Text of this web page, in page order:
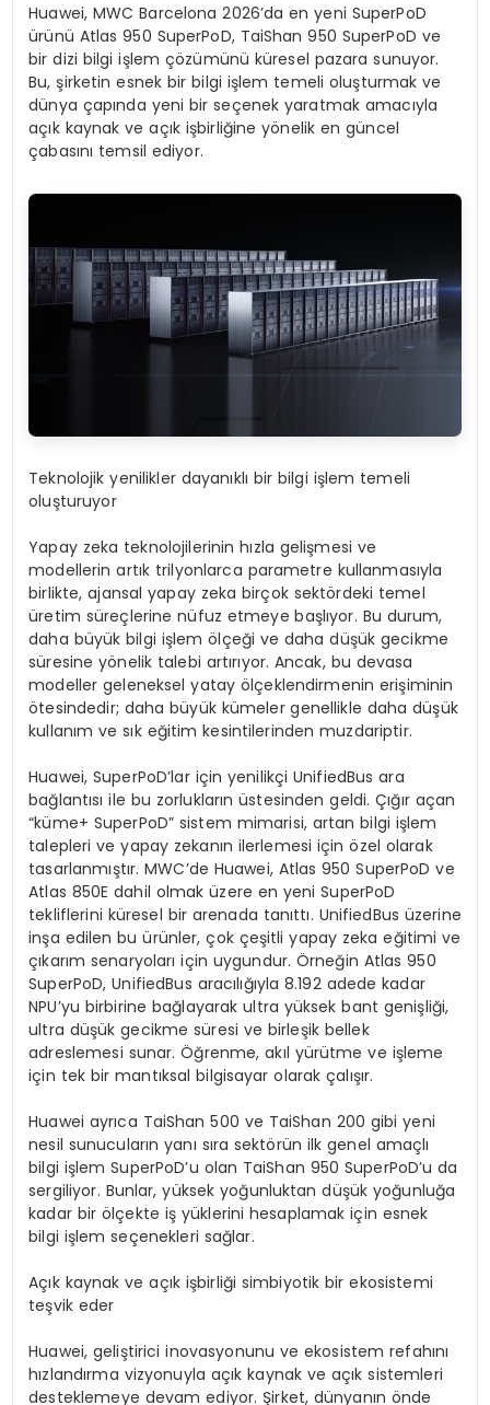
Huawei, MWC Barcelona 2026’da en yeni SuperPoD
ürünü Atlas 950 SuperPoD, TaiShan 950 SuperPoD ve
bir dizi bilgi işlem çözümünü küresel pazara sunuyor.
Bu, şirketin esnek bir bilgi işlem temeli oluşturmak ve
dünya çapında yeni bir seçenek yaratmak amacıyla
açık kaynak ve açık işbirliğine yönelik en güncel
çabasını temsil ediyor.
Teknolojik yenilikler dayanıklı bir bilgi işlem temeli
oluşturuyor
Yapay zeka teknolojilerinin hızla gelişmesi ve
modellerin artık trilyonlarca parametre kullanmasıyla
birlikte, ajansal yapay zeka birçok sektördeki temel
üretim süreçlerine nüfuz etmeye başlıyor. Bu durum,
daha büyük bilgi işlem ölçeği ve daha düşük gecikme
süresine yönelik talebi artırıyor. Ancak, bu devasa
modeller geleneksel yatay ölçeklendirmenin erişiminin
ötesindedir; daha büyük kümeler genellikle daha düşük
kullanım ve sık eğitim kesintilerinden muzdariptir.
Huawei, SuperPoD’lar için yenilikçi UnifiedBus ara
bağlantısı ile bu zorlukların üstesinden geldi. Çığır açan
“küme+ SuperPoD” sistem mimarisi, artan bilgi işlem
talepleri ve yapay zekanın ilerlemesi için özel olarak
tasarlanmıştır. MWC’de Huawei, Atlas 950 SuperPoD ve
Atlas 850E dahil olmak üzere en yeni SuperPoD
tekliflerini küresel bir arenada tanıttı. UnifiedBus üzerine
inşa edilen bu ürünler, çok çeşitli yapay zeka eğitimi ve
çıkarım senaryoları için uygundur. Örneğin Atlas 950
SuperPoD, UnifiedBus aracılığıyla 8.192 adede kadar
NPU’yu birbirine bağlayarak ultra yüksek bant genişliği,
ultra düşük gecikme süresi ve birleşik bellek
adreslemesi sunar. Öğrenme, akıl yürütme ve işleme
için tek bir mantıksal bilgisayar olarak çalışır.
Huawei ayrıca TaiShan 500 ve TaiShan 200 gibi yeni
nesil sunucuların yanı sıra sektörün ilk genel amaçlı
bilgi işlem SuperPoD’u olan TaiShan 950 SuperPoD’u da
sergiliyor. Bunlar, yüksek yoğunluktan düşük yoğunluğa
kadar bir ölçekte iş yüklerini hesaplamak için esnek
bilgi işlem seçenekleri sağlar.
Açık kaynak ve açık işbirliği simbiyotik bir ekosistemi
teşvik eder
Huawei, geliştirici inovasyonunu ve ekosistem refahını
hızlandırma vizyonuyla açık kaynak ve açık sistemleri
desteklemeye devam ediyor. Şirket, dünyanın önde